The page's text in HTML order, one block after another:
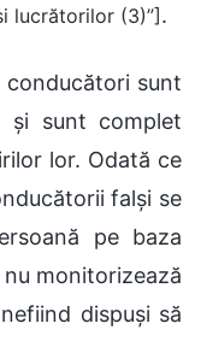
lucrătorilor (3)”].
conducători sunt
și sunt complet
lor. Odată ce
falși se
pe baza
monitorizează
dispuși să